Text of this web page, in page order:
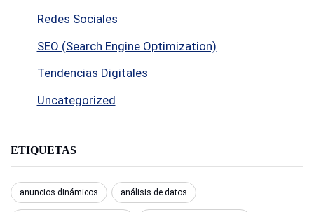
Redes Sociales
SEO (Search Engine Optimization)
Tendencias Digitales
Uncategorized
ETIQUETAS
anuncios dinámicos análisis de datos